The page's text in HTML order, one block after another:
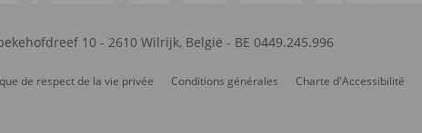
10- 2610 Wilrijk, België - BE 0449.245.996
de respect de la vie privée Conditions générales Charte d'Accessibilité